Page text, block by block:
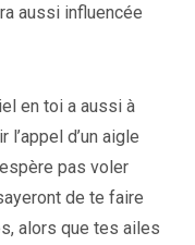
aussi influencée
en toi a aussi à
d’un aigle
pas voler
de te faire
alors que tes ailes